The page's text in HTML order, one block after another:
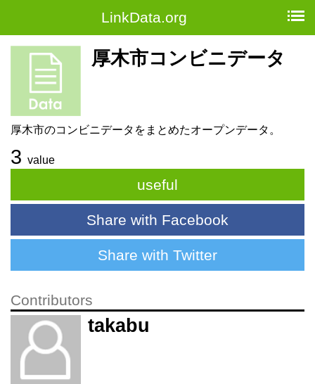
LinkData.org
厚木市コンビニデータ
厚木市のコンビニデータをまとめたオープンデータ。
3 value
useful
Share with Facebook
Share with Twitter
Contributors
takabu